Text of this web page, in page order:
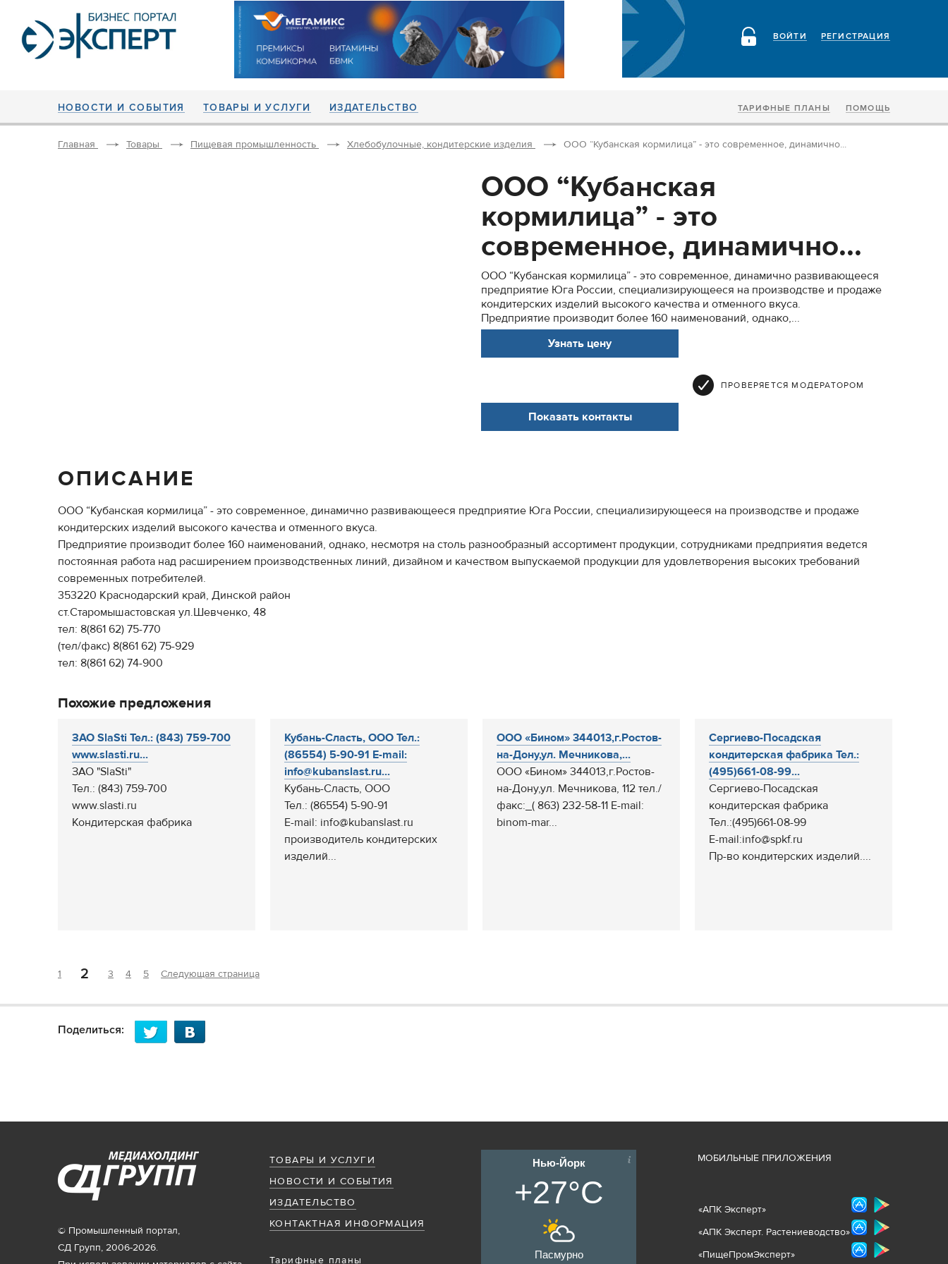
РЕГИСТРАЦИЯ
ВОЙТИ
НОВОСТИ И СОБЫТИЯ ТОВАРЫ И УСЛУГИ ИЗДАТЕЛЬСТВО ТАРИФНЫЕ ПЛАНЫ ПОМОЩЬ
Главная Товары Пищевая промышленность Хлебобулочные, кондитерские изделия ООО “Кубанская кормилица” - это современное, динамично...
ООО “Кубанская
кормилица” - это
современное, динамично...
ООО “Кубанская кормилица” - это современное, динамично развивающееся
предприятие Юга России, специализирующееся на производстве и продаже
кондитерских изделий высокого качества и отменного вкуса.
Предприятие производит более 160 наименований, однако,...
Узнать цену
ПРОВЕРЯЕТСЯ МОДЕРАТОРОМ
Показать контакты
ОПИСАНИЕ
ООО “Кубанская кормилица” - это современное, динамично развивающееся предприятие Юга России, специализирующееся на производстве и продаже
кондитерских изделий высокого качества и отменного вкуса.
Предприятие производит более 160 наименований, однако, несмотря на столь разнообразный ассортимент продукции, сотрудниками предприятия ведется
постоянная работа над расширением производственных линий, дизайном и качеством выпускаемой продукции для удовлетворения высоких требований
современных потребителей.
353220 Краснодарский край, Динской район
ст.Старомышастовская ул.Шевченко, 48
тел: 8(861 62) 75-770
(тел/факс) 8(861 62) 75-929
тел: 8(861 62) 74-900
Похожие предложения
ЗАО SlaSti Тел.: (843) 759-700
www.slasti.ru...
ЗАО "SlaSti"
Тел.: (843) 759-700
www.slasti.ru
Кондитерская фабрика
Кубань-Сласть, ООО Тел.:
(86554) 5-90-91 E-mail:
info@kubanslast.ru...
Кубань-Сласть, ООО
Тел.: (86554) 5-90-91
E-mail: info@kubanslast.ru
производитель кондитерских
изделий...
ООО «Бином» 344013,г.Ростов-
на-Дону,ул. Мечникова,...
ООО «Бином» 344013,г.Ростов-
на-Дону,ул. Мечникова, 112 тел./
факс:_( 863) 232-58-11 Е-mail:
binom-mar...
Сергиево-Посадская
кондитерская фабрика Тел.:
(495)661-08-99...
Сергиево-Посадская
кондитерская фабрика
Тел.:(495)661-08-99
E-mail:info@spkf.ru
Пр-во кондитерских изделий....
1 2 3 4 5 Следующая страница
Поделиться:
ТОВАРЫ И УСЛУГИ
НОВОСТИ И СОБЫТИЯ
ИЗДАТЕЛЬСТВО
КОНТАКТНАЯ ИНФОРМАЦИЯ
Тарифные планы
© Промышленный портал,
СД Групп, 2006-2026.
Нью-Йорк
+27°C
Пасмурно
МОБИЛЬНЫЕ ПРИЛОЖЕНИЯ
«АПК Эксперт»
«АПК Эксперт. Растениеводство»
«ПищеПромЭксперт»